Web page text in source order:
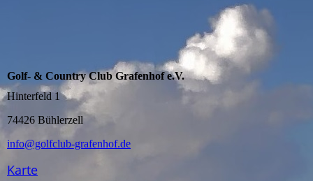
Golf- & Country Club Grafenhof e.V.
Hinterfeld 1
74426 Bühlerzell
info@golfclub-grafenhof.de
Karte